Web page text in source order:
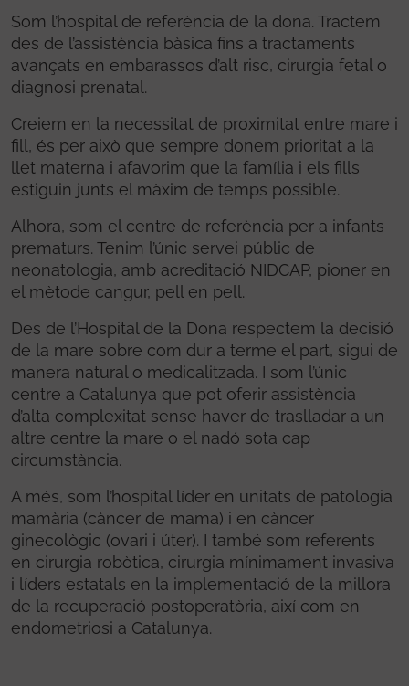
Som l’hospital de referència de la dona. Tractem
des de l’assistència bàsica fins a tractaments
avançats en embarassos d’alt risc, cirurgia fetal o
diagnosi prenatal.
Creiem en la necessitat de proximitat entre mare i
fill, és per això que sempre donem prioritat a la
llet materna i afavorim que la família i els fills
estiguin junts el màxim de temps possible.
Alhora, som el centre de referència per a infants
prematurs. Tenim l’únic servei públic de
neonatologia, amb acreditació NIDCAP, pioner en
el mètode cangur, pell en pell.
Des de l’Hospital de la Dona respectem la decisió
de la mare sobre com dur a terme el part, sigui de
manera natural o medicalitzada. I som l’únic
centre a Catalunya que pot oferir assistència
d’alta complexitat sense haver de traslladar a un
altre centre la mare o el nadó sota cap
circumstància.
A més, som l’hospital líder en unitats de patologia
mamària (càncer de mama) i en càncer
ginecològic (ovari i úter). I també som referents
en cirurgia robòtica, cirurgia mínimament invasiva
i líders estatals en la implementació de la millora
de la recuperació postoperatòria, així com en
endometriosi a Catalunya.